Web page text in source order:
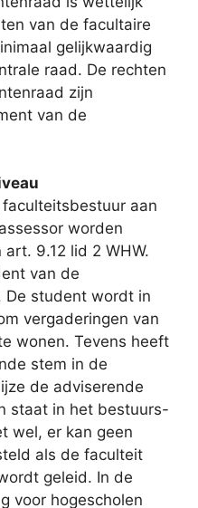
van de facultaire
gelijkwaardig
raad. De rechten
zijn
van de
aan
worden
9.12 lid 2 WHW.
van de
student wordt in
vergaderingen van
wonen. Tevens heeft
stem in de
de adviserende
staat in het bestuurs-
wel, er kan geen
als de faculteit
geleid. In de
voor hogescholen